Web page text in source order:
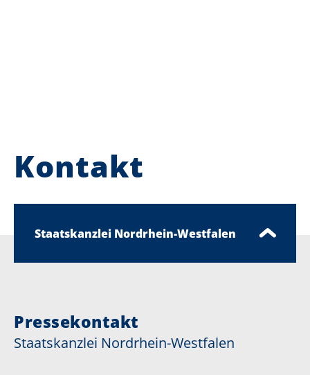
Kontakt
Staatskanzlei Nordrhein-Westfalen
Pressekontakt
Staatskanzlei Nordrhein-Westfalen